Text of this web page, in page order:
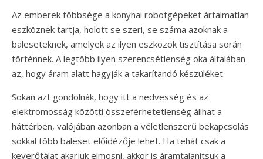
Az emberek többsége a konyhai robotgépeket ártalmatlan
eszköznek tartja, holott se szeri, se száma azoknak a
baleseteknek, amelyek az ilyen eszközök tisztítása során
történnek. A legtöbb ilyen szerencsétlenség oka általában
az, hogy áram alatt hagyják a takarítandó készüléket.
Sokan azt gondolnák, hogy itt a nedvesség és az
elektromosság közötti összeférhetetlenség állhat a
háttérben, valójában azonban a véletlenszerű bekapcsolás
sokkal több baleset előidézője lehet. Ha tehát csak a
keverőtálat akarjuk elmosni, akkor is áramtalanítsuk a